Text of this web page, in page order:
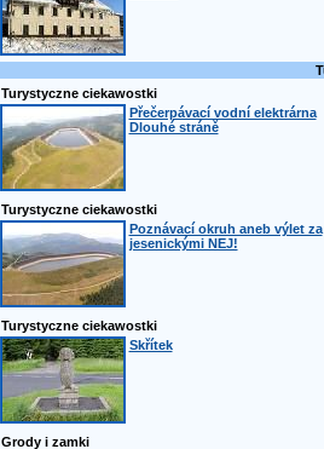
Turystyczne ciekawostki
Přečerpávací vodní elektrárna
Dlouhé stráně
Turystyczne ciekawostki
Poznávací okruh aneb výlet za
jesenickými NEJ!
Turystyczne ciekawostki
Skřítek
Grody i zamki